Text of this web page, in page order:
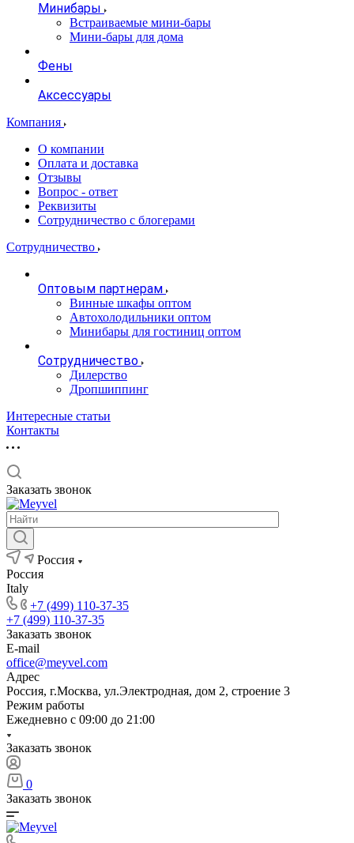
Минибары
Встраиваемые мини-бары
Мини-бары для дома
Фены
Аксессуары
Компания
О компании
Оплата и доставка
Отзывы
Вопрос - ответ
Реквизиты
Сотрудничество с блогерами
Сотрудничество
Оптовым партнерам
Винные шкафы оптом
Автохолодильники оптом
Минибары для гостиниц оптом
Сотрудничество
Дилерство
Дропшиппинг
Интересные статьи
Контакты
Заказать звонок
Россия
Россия
Italy
+7 (499) 110-37-35
+7 (499) 110-37-35
Заказать звонок
E-mail
office@meyvel.com
Адрес
Россия, г.Москва, ул.Электродная, дом 2, строение 3
Режим работы
Ежедневно с 09:00 до 21:00
Заказать звонок
0
Заказать звонок